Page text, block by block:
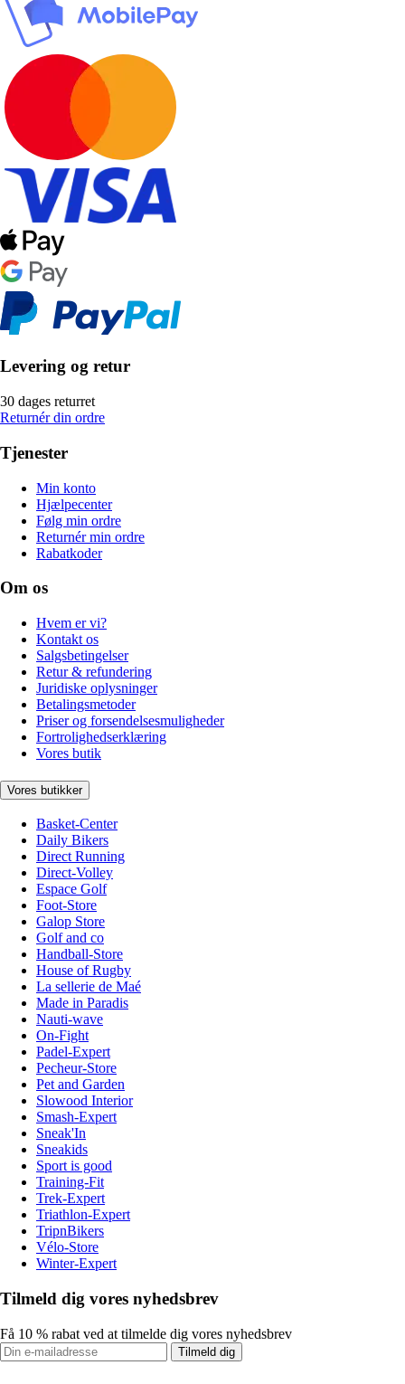
Levering og retur
30 dages returret
Returnér din ordre
Tjenester
Min konto
Hjælpecenter
Følg min ordre
Returnér min ordre
Rabatkoder
Om os
Hvem er vi?
Kontakt os
Salgsbetingelser
Retur & refundering
Juridiske oplysninger
Betalingsmetoder
Priser og forsendelsesmuligheder
Fortrolighedserklæring
Vores butik
Vores butikker
Basket-Center
Daily Bikers
Direct Running
Direct-Volley
Espace Golf
Foot-Store
Galop Store
Golf and co
Handball-Store
House of Rugby
La sellerie de Maé
Made in Paradis
Nauti-wave
On-Fight
Padel-Expert
Pecheur-Store
Pet and Garden
Slowood Interior
Smash-Expert
Sneak'In
Sneakids
Sport is good
Training-Fit
Trek-Expert
Triathlon-Expert
TripnBikers
Vélo-Store
Winter-Expert
Tilmeld dig vores nyhedsbrev
Få 10 % rabat ved at tilmelde dig vores nyhedsbrev
Tilmeld dig